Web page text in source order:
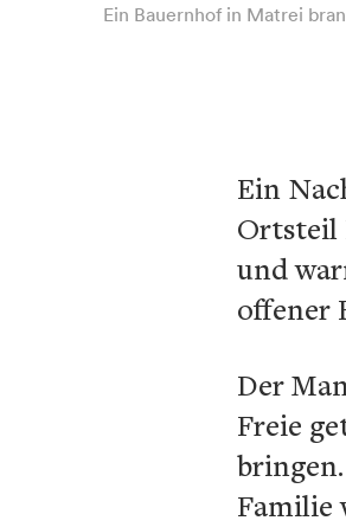
Ein Bauernhof in Matrei
Ein
Ortsteil
und
offener
Der
Freie
Familie